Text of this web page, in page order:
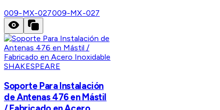
009-MX-027009-MX-027
SHAKESPEARE
Soporte Para Instalación
de Antenas 476 en Mástil